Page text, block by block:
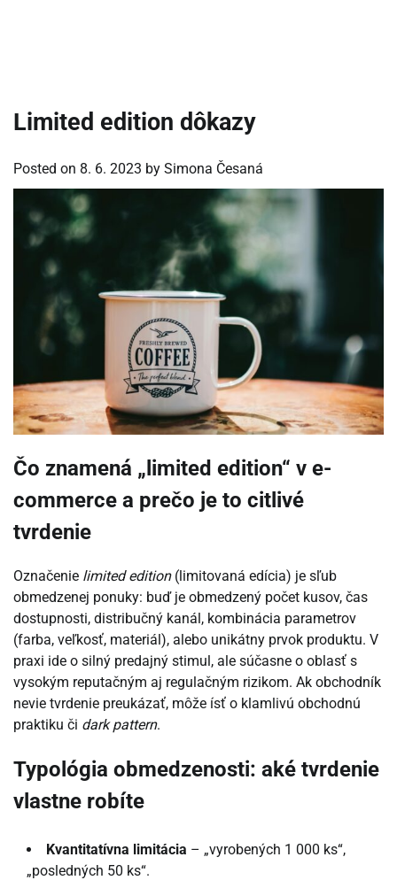
Limited edition dôkazy
Posted on 8. 6. 2023 by Simona Česaná
Čo znamená „limited edition“ v e-
commerce a prečo je to citlivé
tvrdenie
Označenie limited edition(limitovaná edícia) je sľub
obmedzenej ponuky: buď je obmedzený počet kusov, čas
dostupnosti, distribučný kanál, kombinácia parametrov
(farba, veľkosť, materiál), alebo unikátny prvok produktu. V
praxi ide o silný predajný stimul, ale súčasne o oblasť s
vysokým reputačným aj regulačným rizikom. Ak obchodník
nevie tvrdenie preukázať, môže ísť o klamlivú obchodnú
praktiku či dark pattern.
Typológia obmedzenosti: aké tvrdenie
vlastne robíte
Kvantitatívna limitácia – „vyrobených 1 000 ks“,
„posledných 50 ks“.